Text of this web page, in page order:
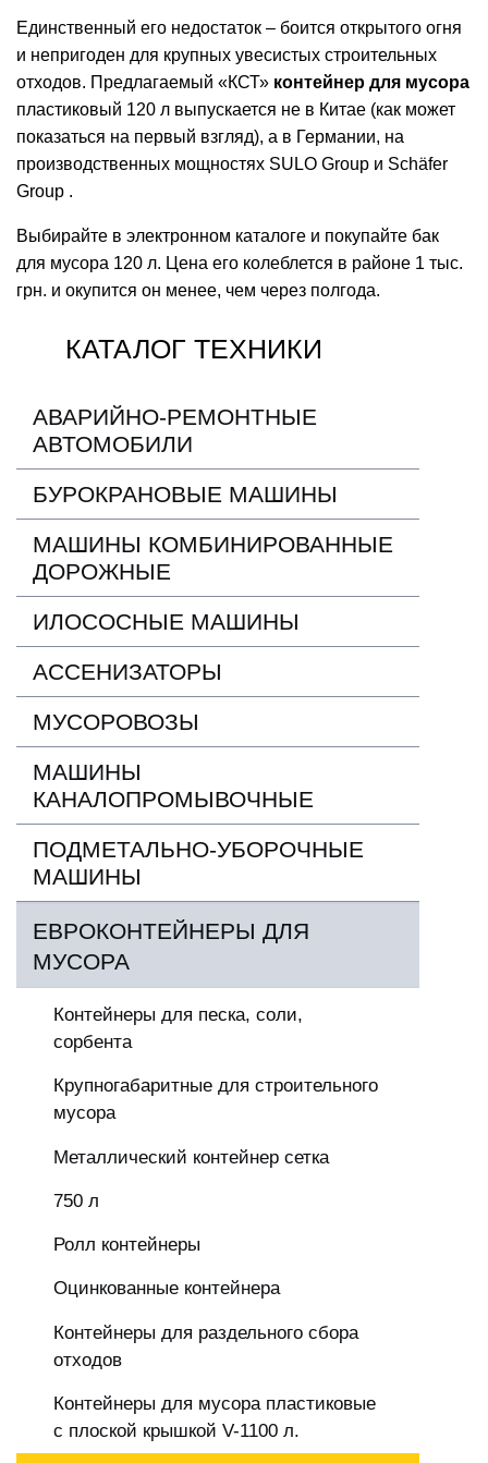
Единственный его недостаток – боится открытого огня
и непригоден для крупных увесистых строительных
отходов. Предлагаемый «КСТ» контейнер для мусора
пластиковый 120 л выпускается не в Китае (как может
показаться на первый взгляд), а в Германии, на
производственных мощностях SULO Group и Schäfer
Group .
Выбирайте в электронном каталоге и покупайте бак
для мусора 120 л. Цена его колеблется в районе 1 тыс.
грн. и окупится он менее, чем через полгода.
КАТАЛОГ ТЕХНИКИ
АВАРИЙНО-РЕМОНТНЫЕ
АВТОМОБИЛИ
БУРОКРАНОВЫЕ МАШИНЫ
МАШИНЫ КОМБИНИРОВАННЫЕ
ДОРОЖНЫЕ
ИЛОСОСНЫЕ МАШИНЫ
АССЕНИЗАТОРЫ
МУСОРОВОЗЫ
МАШИНЫ
КАНАЛОПРОМЫВОЧНЫЕ
ПОДМЕТАЛЬНО-УБОРОЧНЫЕ
МАШИНЫ
ЕВРОКОНТЕЙНЕРЫ ДЛЯ
МУСОРА
Контейнеры для песка, соли,
сорбента
Крупногабаритные для строительного
мусора
Металлический контейнер сетка
750 л
Ролл контейнеры
Оцинкованные контейнера
Контейнеры для раздельного сбора
отходов
Контейнеры для мусора пластиковые
с плоской крышкой V-1100 л.